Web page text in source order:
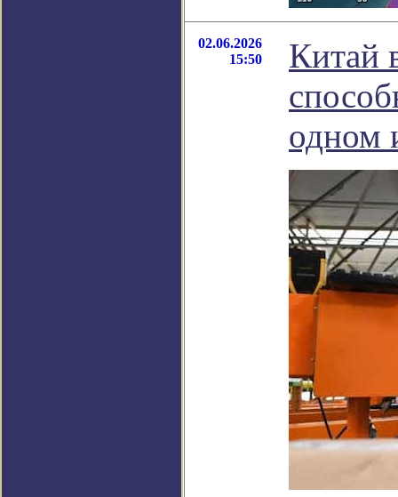
02.06.2026
15:50
Китай
одном